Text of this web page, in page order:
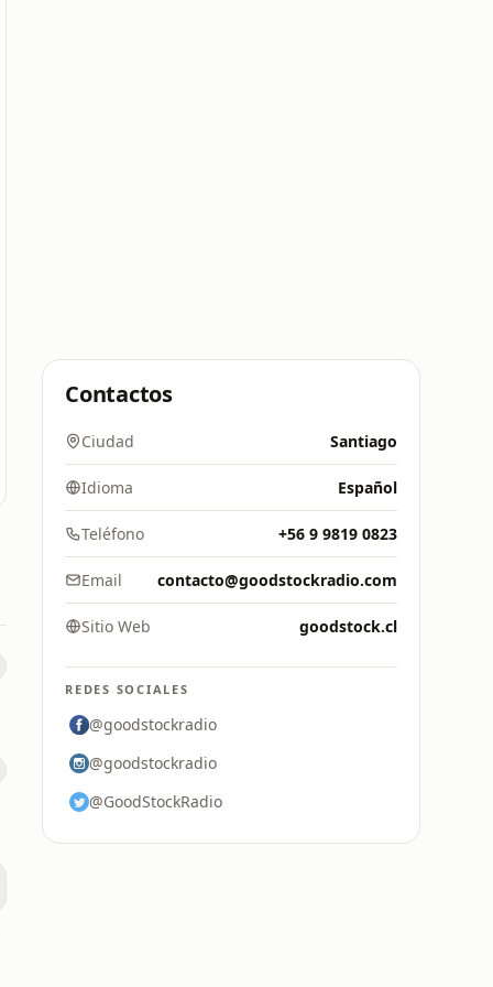
Contactos
Ciudad Santiago
Idioma Español
Teléfono +56 9 9819 0823
Email contacto@goodstockradio.com
Sitio Web goodstock.cl
REDES SOCIALES
@goodstockradio
@goodstockradio
@GoodStockRadio